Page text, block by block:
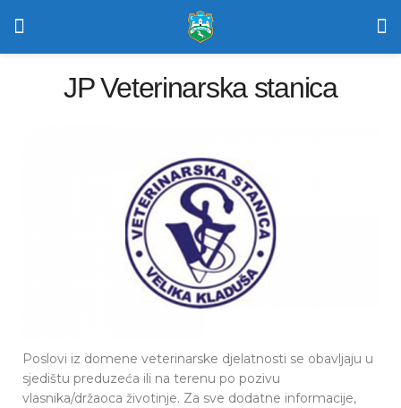
JP Veterinarska stanica
Poslovi iz domene veterinarske djelatnosti se obavljaju u
sjedištu preduzeća ili na terenu po pozivu
vlasnika/držaoca životinje. Za sve dodatne informacije,